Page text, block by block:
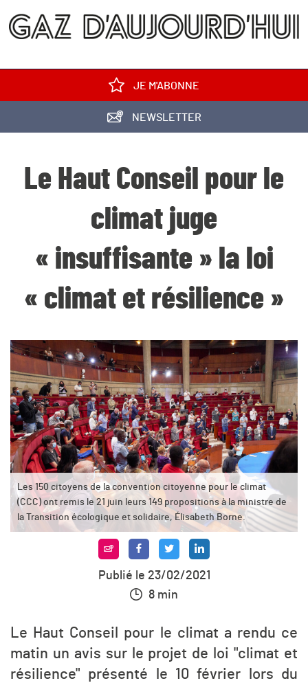
JE M'ABONNE
NEWSLETTER
Le Haut Conseil pour le
climat juge
« insuffisante » la loi
« climat et résilience »
Les 150 citoyens de la convention citoyenne pour le climat
(CCC) ont remis le 21 juin leurs 149 propositions à la ministre de
la Transition écologique et solidaire, Élisabeth Borne.
Publié le 23/02/2021
8 min
Le Haut Conseil pour le climat a rendu ce
matin un avis sur le projet de loi "climat et
résilience" présenté le 10 février lors du